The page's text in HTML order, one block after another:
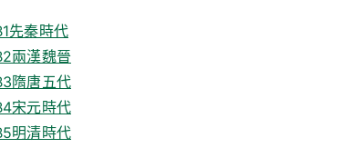
先秦時代
兩漢魏晉
隋唐五代
宋元時代
明清時代